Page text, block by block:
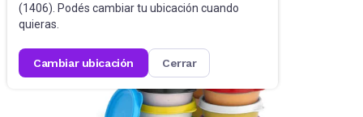
(1406). Podés cambiar tu ubicación cuando
quieras.
cambiar ubicación cerrar